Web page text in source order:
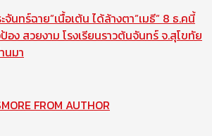
จันทร์ฉาย”เนื้อเต้น ได้ล้างตา”เมธี” 8 ธ.คนี้
อง สวยงาม โรงเรียนราวต้นจันทร์ จ.สุโขทัย
นมา
MORE FROM AUTHOR